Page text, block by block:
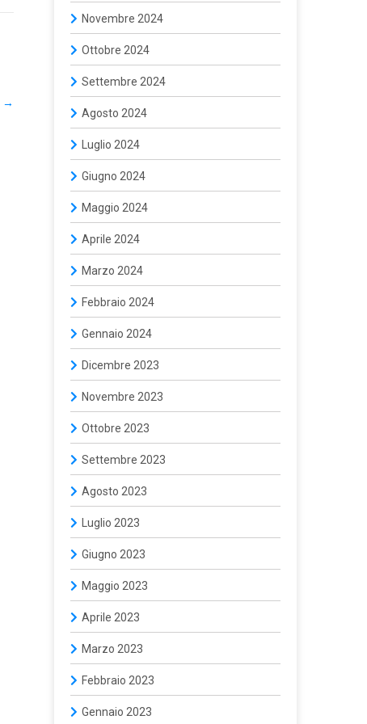
→
Novembre 2024
Ottobre 2024
Settembre 2024
Agosto 2024
Luglio 2024
Giugno 2024
Maggio 2024
Aprile 2024
Marzo 2024
Febbraio 2024
Gennaio 2024
Dicembre 2023
Novembre 2023
Ottobre 2023
Settembre 2023
Agosto 2023
Luglio 2023
Giugno 2023
Maggio 2023
Aprile 2023
Marzo 2023
Febbraio 2023
Gennaio 2023